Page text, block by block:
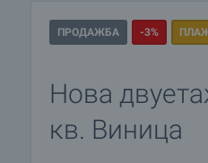
ПРОДАЖБА -3%
Нова
кв. Виница